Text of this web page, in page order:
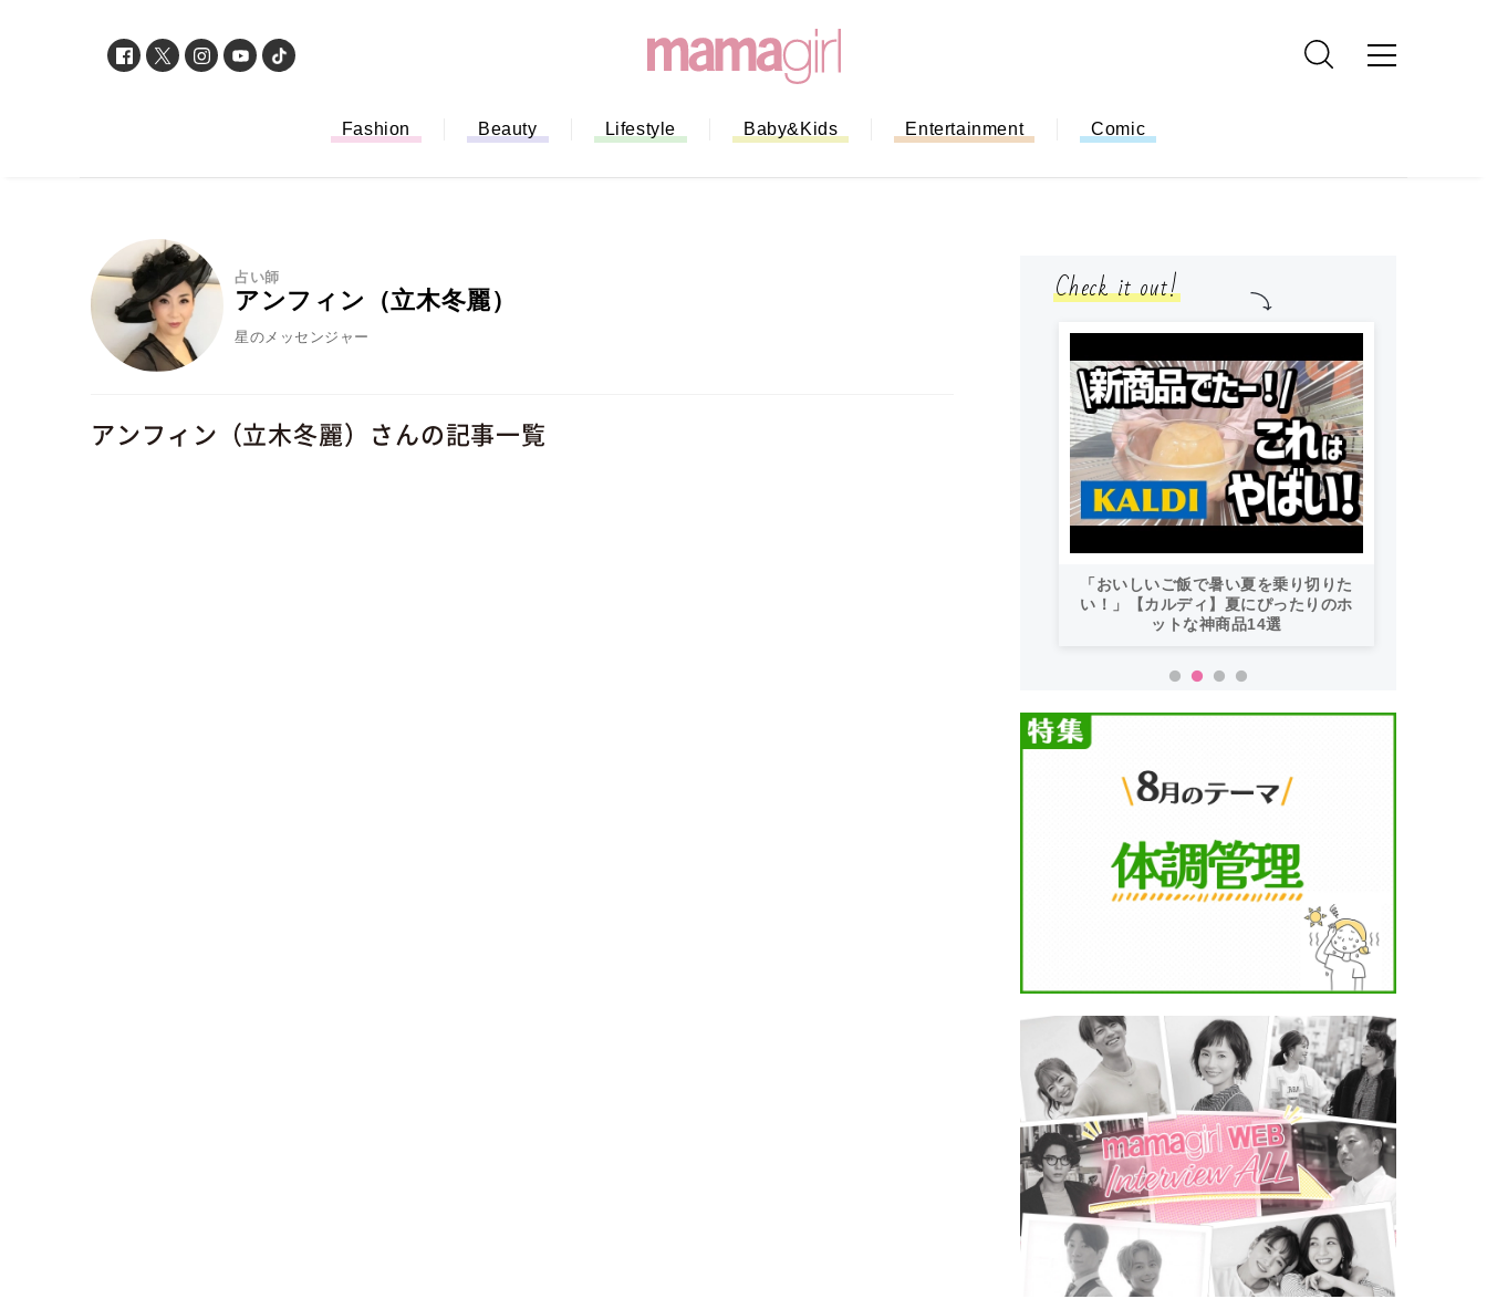
Fashion Beauty Lifestyle Baby&Kids Entertainment Comic
占い師
アンフィン（立木冬麗）
星のメッセンジャー
アンフィン（立木冬麗）さんの記事一覧
Check it out!
「もう行列に並ばない！」ミスドのモ
「おいしいご飯で暑い夏を乗り切りた
い！」【カルディ】夏にぴったりのホ
ットな神商品14選